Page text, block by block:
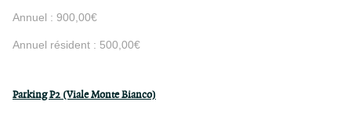
Annuel : 900,00€
Annuel résident : 500,00€
Parking P2 (Viale Monte Bianco)